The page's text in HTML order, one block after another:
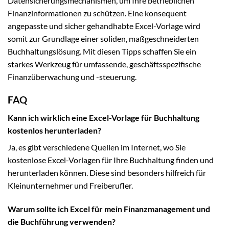
Finanzinformationen zu schützen. Eine konsequent
angepasste und sicher gehandhabte Excel-Vorlage wird
somit zur Grundlage einer soliden, maßgeschneiderten
Buchhaltungslösung. Mit diesen Tipps schaffen Sie ein
starkes Werkzeug für umfassende, geschäftsspezifische
Finanzüberwachung und -steuerung.
FAQ
Kann ich wirklich eine Excel-Vorlage für Buchhaltung
kostenlos herunterladen?
Ja, es gibt verschiedene Quellen im Internet, wo Sie
kostenlose Excel-Vorlagen für Ihre Buchhaltung finden und
herunterladen können. Diese sind besonders hilfreich für
Kleinunternehmer und Freiberufler.
Warum sollte ich Excel für mein Finanzmanagement und
die Buchführung verwenden?